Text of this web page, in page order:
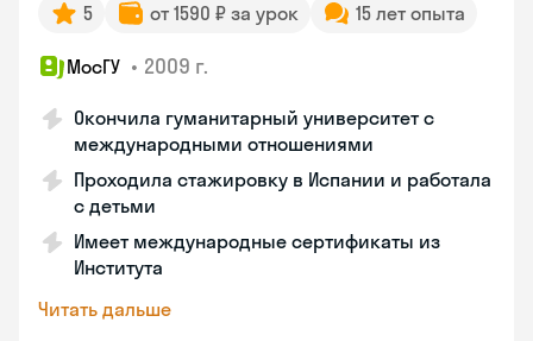
5 от 1590 ₽ за урок 15 лет опыта
МосГУ • 2009 г.
Окончила гуманитарный университет с
международными отношениями
Проходила стажировку в Испании и работала
с детьми
Имеет международные сертификаты из
Института
Читать дальше